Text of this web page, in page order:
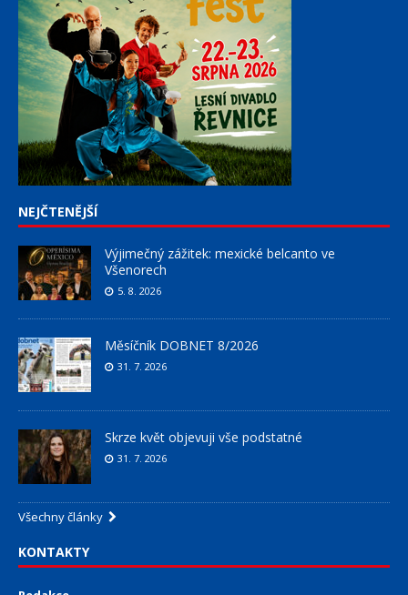
NEJČTENĚJŠÍ
Výjimečný zážitek: mexické belcanto ve
Všenorech
5. 8. 2026
Měsíčník DOBNET 8/2026
31. 7. 2026
Skrze květ objevuji vše podstatné
31. 7. 2026
Všechny články
KONTAKTY